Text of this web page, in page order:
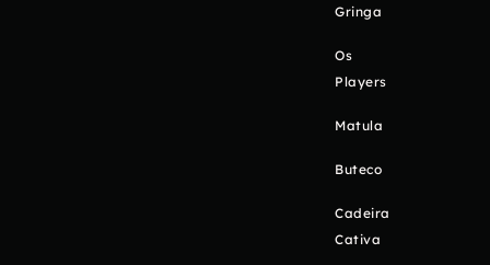
Gringa
Os
Players
Matula
Buteco
Cadeira
Cativa